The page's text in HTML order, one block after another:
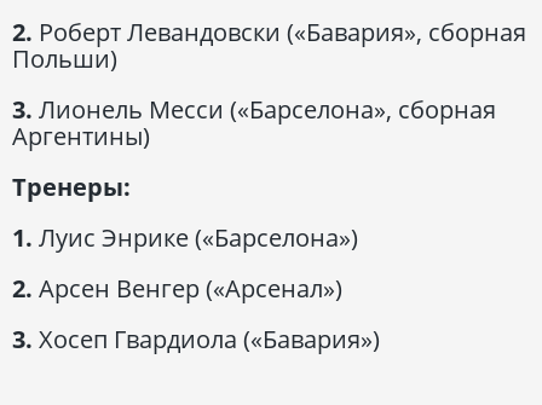
2. Роберт Левандовски («Бавария», сборная
Польши)
3. Лионель Месси («Барселона», сборная
Аргентины)
Тренеры:
1. Луис Энрике («Барселона»)
2. Арсен Венгер («Арсенал»)
3. Хосеп Гвардиола («Бавария»)